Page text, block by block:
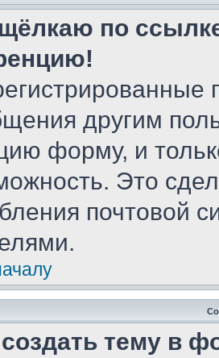
по
другим
форму, и
Это
почтовой
тему в